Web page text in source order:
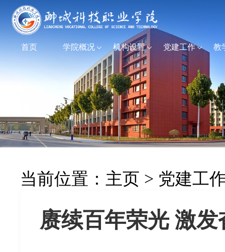
首页 学院概况 机构设置 党建工作 教
当前位置： 主页 > 党建工
赓续百年荣光 激